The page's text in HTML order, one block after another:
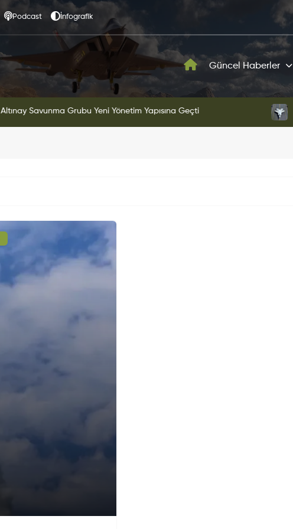
Podcast İnfografik
Güncel Haberler
Altınay Savunma Grubu Yeni Yönetim Yapısına Geçti